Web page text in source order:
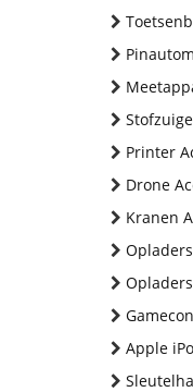
Printer
Drone
Kranen
Apple